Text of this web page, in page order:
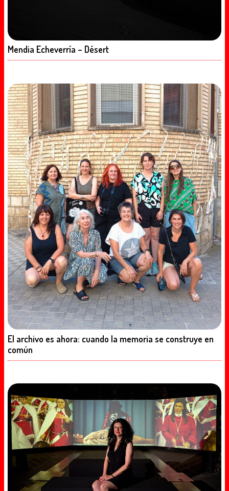
Mendia Echeverría – Désert
El archivo es ahora: cuando la memoria se construye en
común